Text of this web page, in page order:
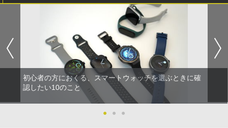
初心者の方におくる、スマートウォッチを選ぶときに確
認したい10のこと
● ● ●